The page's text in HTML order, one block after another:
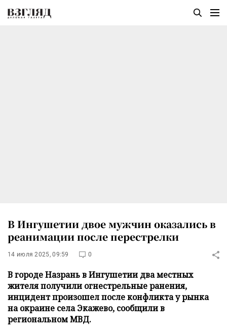
В Ингушетии двое мужчин оказались в
реанимации после перестрелки
14 июля 2025, 09:59 0
В городе Назрань в Ингушетии два местных
жителя получили огнестрельные ранения,
инцидент произошел после конфликта у рынка
на окраине села Экажево, сообщили в
региональном МВД.